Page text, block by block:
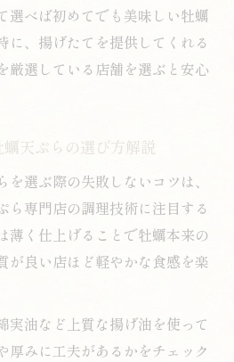
選べば初めてでも美味しい牡蠣
に、揚げたてを提供してくれる
厳選している店舗を選ぶと安心
天ぷらの選び方解説
選ぶ際の失敗しないコツは、
ら専門店の調理技術に注目する
薄く仕上げることで牡蠣本来の
が良い店ほど軽やかな食感を楽
実油など上質な揚げ油を使って
厚みに工夫があるかをチェック